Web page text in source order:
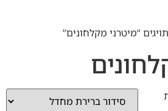
“מיטרני מקלחונים”